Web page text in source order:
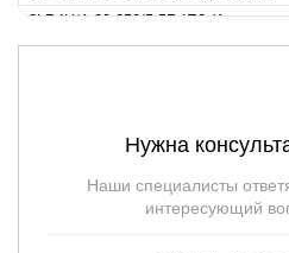
3LP4H/A 80-250/5,5R IE2 (Артикул 1405330004A)
Нужна
Наши специалисты
интересующий